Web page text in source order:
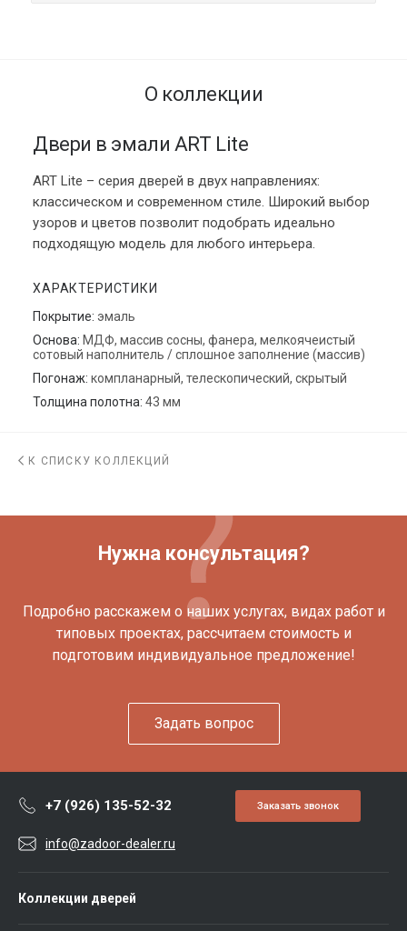
О коллекции
Двери в эмали ART Lite
ART Lite – серия дверей в двух направлениях:
классическом и современном стиле. Широкий выбор
узоров и цветов позволит подобрать идеально
подходящую модель для любого интерьера.
ХАРАКТЕРИСТИКИ
Покрытие: эмаль
Основа: МДФ, массив сосны, фанера, мелкоячеистый
сотовый наполнитель / сплошное заполнение (массив)
Погонаж: компланарный, телескопический, скрытый
Толщина полотна: 43 мм
К СПИСКУ КОЛЛЕКЦИЙ
Нужна консультация?
Подробно расскажем о наших услугах, видах работ и
типовых проектах, рассчитаем стоимость и
подготовим индивидуальное предложение!
Задать вопрос
+7 (926) 135-52-32 Заказать звонок
info@zadoor-dealer.ru
Коллекции дверей